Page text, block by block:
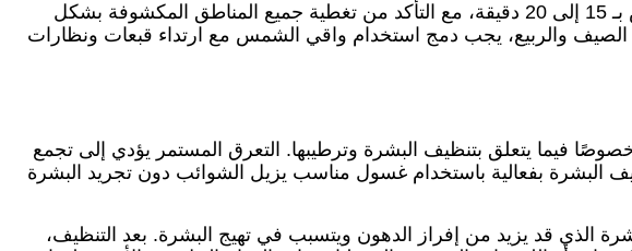
لتطبيق واقي الشمس بشكل صحيح، من المهم وضع كمية كافية على الوجه قبل التعرض لأشعة الشمس بـ 15 إلى 20 دقيقة، مع التأكد من تغطية جميع المناطق المكشوفة بشكل
الصيف والربيع، يجب دمج استخدام واقي الشمس مع ارتداء قبعات ونظارات
خصوصًا فيما يتعلق بتنظيف البشرة وترطيبها. التعرق المستمر يؤدي إلى تجمع
البشرة بفعالية باستخدام غسول مناسب يزيل الشوائب دون تجريد البشرة
قد يزيد من إفراز الدهون ويتسبب في تهيج البشرة. بعد التنظيف،